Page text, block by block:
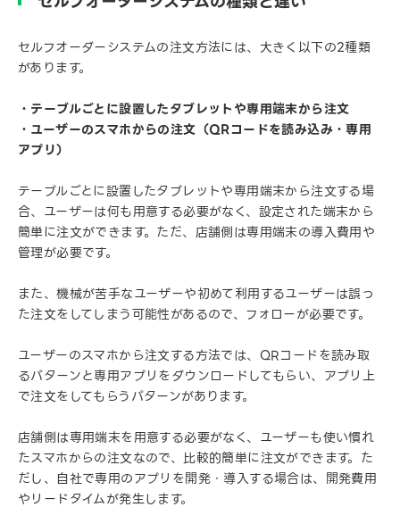
セルフオーダーシステムの注文方法には、大きく以下の2種類
があります。
・テーブルごとに設置したタブレットや専用端末から注文
・ユーザーのスマホからの注文（QRコードを読み込み・専用
アプリ）
テーブルごとに設置したタブレットや専用端末から注文する場
合、ユーザーは何も用意する必要がなく、設定された端末から
簡単に注文ができます。ただ、店舗側は専用端末の導入費用や
管理が必要です。
また、機械が苦手なユーザーや初めて利用するユーザーは誤っ
た注文をしてしまう可能性があるので、フォローが必要です。
ユーザーのスマホから注文する方法では、QRコードを読み取
るパターンと専用アプリをダウンロードしてもらい、アプリ上
で注文をしてもらうパターンがあります。
店舗側は専用端末を用意する必要がなく、ユーザーも使い慣れ
たスマホからの注文なので、比較的簡単に注文ができます。た
だし、自社で専用のアプリを開発・導入する場合は、開発費用
やリードタイムが発生します。